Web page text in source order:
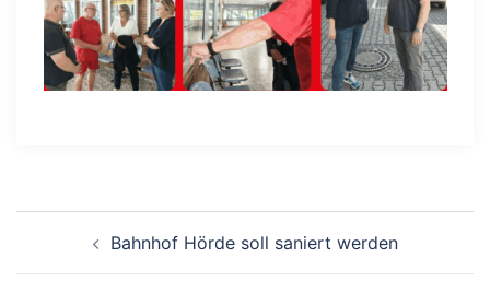
Bahnhof Hörde soll saniert werden